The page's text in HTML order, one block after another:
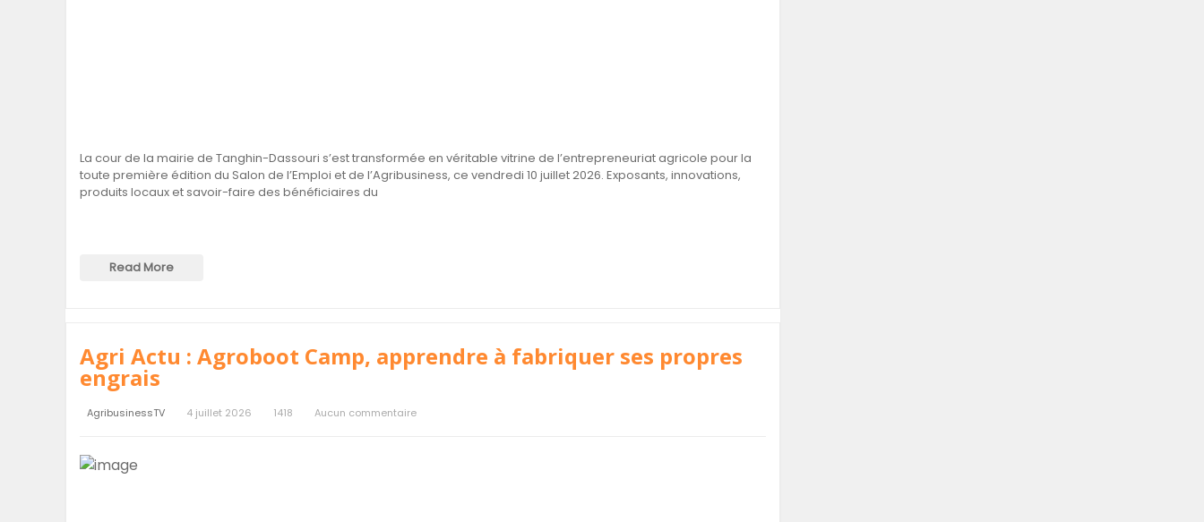
La cour de la mairie de Tanghin-Dassouri s’est transformée en véritable vitrine de l’entrepreneuriat agricole pour la
toute première édition du Salon de l’Emploi et de l’Agribusiness, ce vendredi 10 juillet 2026. Exposants, innovations,
produits locaux et savoir-faire des bénéficiaires du
Read More
Agri Actu : Agroboot Camp, apprendre à fabriquer ses propres
engrais
AgribusinessTV 4 juillet 2026 1418 Aucun commentaire